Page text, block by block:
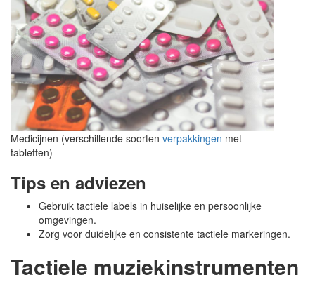
Medicijnen (verschillende soorten verpakkingen met
tabletten)
Tips en adviezen
Gebruik tactiele labels in huiselijke en persoonlijke
omgevingen.
Zorg voor duidelijke en consistente tactiele markeringen.
Tactiele muziekinstrumenten